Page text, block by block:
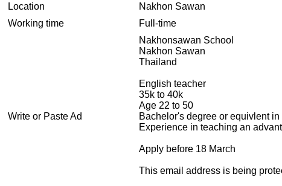
Location
Nakhon Sawan
Working time
Full-time
Write or Paste Ad
Nakhonsawan School
Nakhon Sawan
Thailand
English teacher
35k to 40k
Age 22 to 50
Bachelor's degree or equivlent
Experience in teaching an
Apply before 18 March
This email address is being